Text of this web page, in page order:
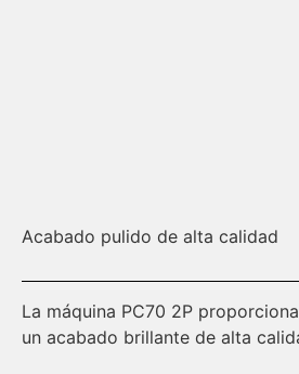
Acabado pulido de alta calidad
La máquina PC70 2P
un acabado brillante de alta